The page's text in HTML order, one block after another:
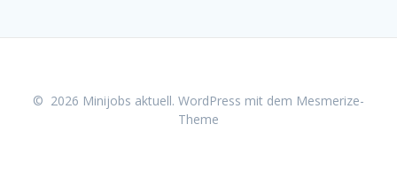
© 2026 Minijobs aktuell. WordPress mit dem Mesmerize-
Theme